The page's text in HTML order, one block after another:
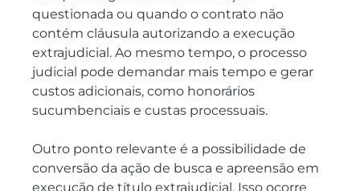
questionada ou quando o contrato não
contém cláusula autorizando a execução
extrajudicial. Ao mesmo tempo, o processo
judicial pode demandar mais tempo e gerar
custos adicionais, como honorários
sucumbenciais e custas processuais.
Outro ponto relevante é a possibilidade de
conversão da ação de busca e apreensão em
execução de título extrajudicial. Isso ocorre